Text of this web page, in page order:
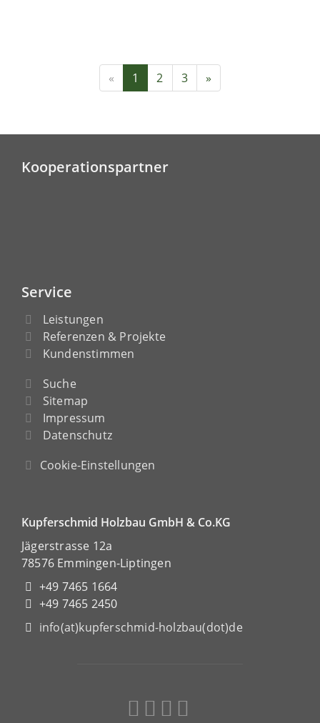
« 1 2 3 »
Kooperationspartner
Service
Leistungen
Referenzen & Projekte
Kundenstimmen
Suche
Sitemap
Impressum
Datenschutz
Cookie-Einstellungen
Kupferschmid Holzbau GmbH & Co.KG
Jägerstrasse 12a
78576 Emmingen-Liptingen
+49 7465 1664
+49 7465 2450
info(at)kupferschmid-holzbau(dot)de